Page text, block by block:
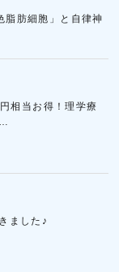
脂肪細胞」と自律神
相当お得！理学療
ました♪